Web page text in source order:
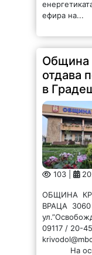
ефира на...
Община
отдава
в
103 |
ОБЩИНА
ВРАЦА 3060
09117 / 20-
На